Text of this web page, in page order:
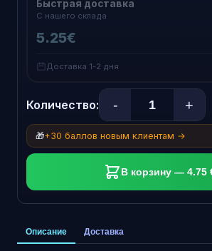
Быстрая доставка
С нашего склада
5.25€
Доставка 1-2 дня
Количество: - +
🎁+30 баллов новым клиентам →
В корзину — 4.75
Описание Доставка